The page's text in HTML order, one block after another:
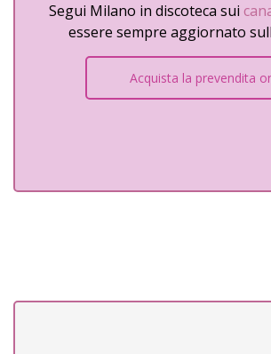
Segui Milano in discoteca sui
essere sempre aggiornato
Acquista la prevendita